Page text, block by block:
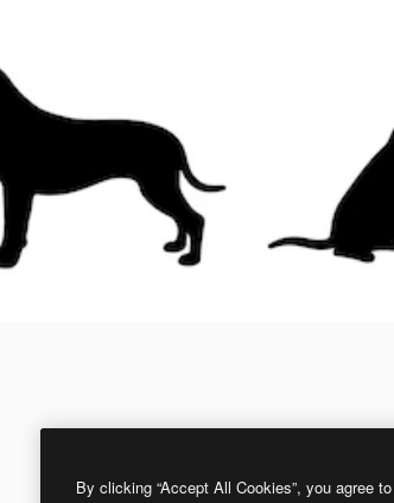
By clicking “Accept All Cookies”, you agree